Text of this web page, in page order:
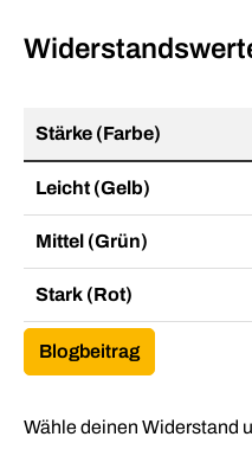
Stärke (Farbe)
Leicht (Gelb)
Mittel (Grün)
Stark (Rot)
Blogbeitrag
Wähle deinen Widerstand